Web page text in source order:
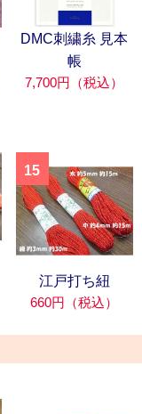
DMC刺繍糸 見本
帳
7,700円（税込）
15
江戸打ち紐
660円（税込）